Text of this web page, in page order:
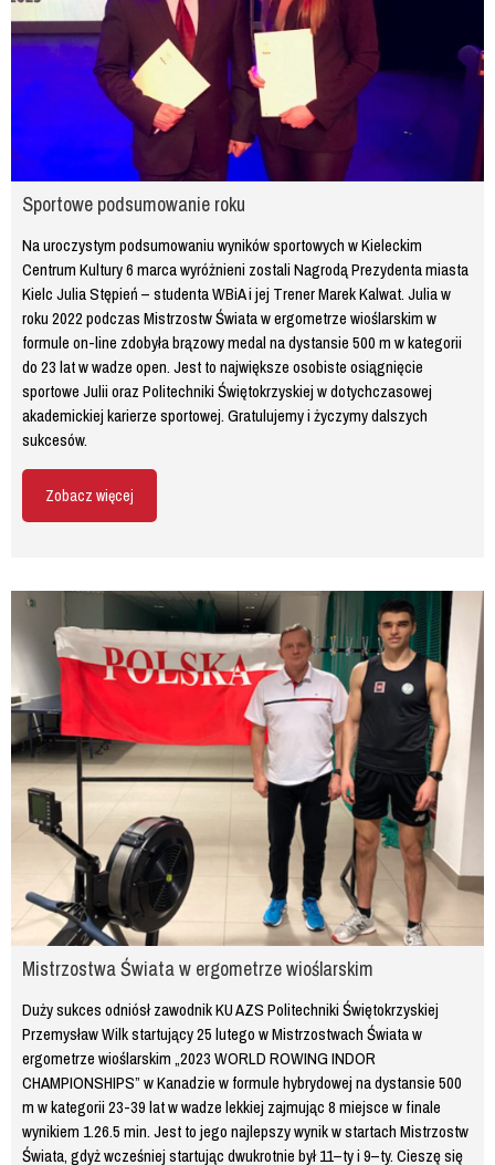
Sportowe podsumowanie roku
Na uroczystym podsumowaniu wyników sportowych w Kieleckim
Centrum Kultury 6 marca wyróżnieni zostali Nagrodą Prezydenta miasta
Kielc Julia Stępień – studenta WBiA i jej Trener Marek Kalwat. Julia w
roku 2022 podczas Mistrzostw Świata w ergometrze wioślarskim w
formule on-line zdobyła brązowy medal na dystansie 500 m w kategorii
do 23 lat w wadze open. Jest to największe osobiste osiągnięcie
sportowe Julii oraz Politechniki Świętokrzyskiej w dotychczasowej
akademickiej karierze sportowej. Gratulujemy i życzymy dalszych
sukcesów.
Zobacz więcej
Mistrzostwa Świata w ergometrze wioślarskim
Duży sukces odniósł zawodnik KU AZS Politechniki Świętokrzyskiej
Przemysław Wilk startujący 25 lutego w Mistrzostwach Świata w
ergometrze wioślarskim „2023 WORLD ROWING INDOR
CHAMPIONSHIPS” w Kanadzie w formule hybrydowej na dystansie 500
m w kategorii 23-39 lat w wadze lekkiej zajmując 8 miejsce w finale
wynikiem 1.26.5 min. Jest to jego najlepszy wynik w startach Mistrzostw
Świata, gdyż wcześniej startując dwukrotnie był 11–ty i 9–ty. Cieszę się